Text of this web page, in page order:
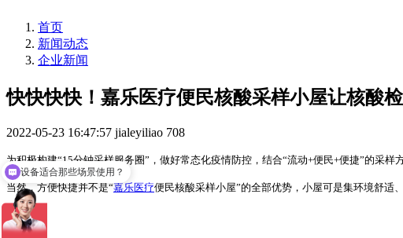
首页
新闻动态
企业新闻
快快快快！嘉乐医疗便民核酸采样小屋让核酸
2022-05-23 16:47:57 jialeyiliao 708
为积极构建“15分钟采样服务圈”，做好常态化疫情防控，结合“流动+便民+便捷”的采样
当然，方便快捷并不是“嘉乐医疗便民核酸采样小屋”的全部优势，小屋可是集环境舒适
可以介绍下你们的产品么
设备适合那些场景使用？